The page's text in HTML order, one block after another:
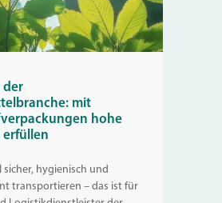
der
mit
hohe
erfüllen
sicher, hygienisch und
transportieren – das ist für